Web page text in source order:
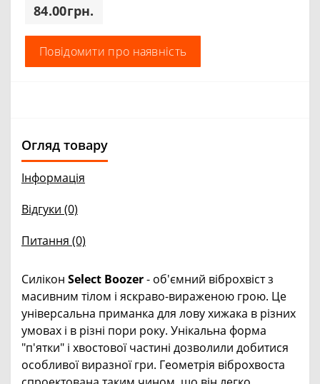
84.00грн.
Повідомити про наявність
Огляд товару
Інформація
Відгуки (0)
Питання (0)
Силікон Select Boozer- об'ємний віброхвіст з
масивним тілом і яскраво-вираженою грою. Це
універсальна приманка для лову хижака в різних
умовах і в різні пори року. Унікальна форма
"п'ятки" і хвостової частині дозволили добитися
особливої ​​виразної гри. Геометрія віброхвоста